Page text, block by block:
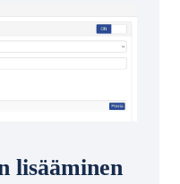
lisääminen